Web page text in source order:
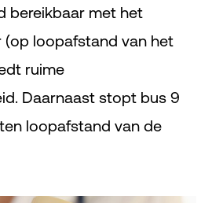
bereikbaar met het
loopafstand van het
ruime
Daarnaast stopt bus 9
loopafstand van de